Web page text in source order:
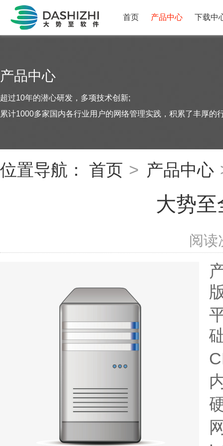
首页 产品中心 下载中
产品中心
超过10年的潜心研发，多项技术创新;
累计1000多家国内各行业用户的网络管理实践，积累了丰厚的
位置导航： 首页 > 产品中心
大势
阅读